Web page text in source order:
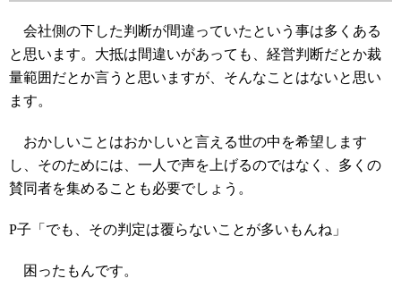
会社側の下した判断が間違っていたという事は多くある
と思います。大抵は間違いがあっても、経営判断だとか裁
量範囲だとか言うと思いますが、そんなことはないと思い
ます。
おかしいことはおかしいと言える世の中を希望します
し、そのためには、一人で声を上げるのではなく、多くの
賛同者を集めることも必要でしょう。
P子「でも、その判定は覆らないことが多いもんね」
困ったもんです。